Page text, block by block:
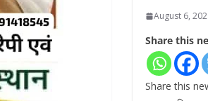
August 6,
Share this
Share this